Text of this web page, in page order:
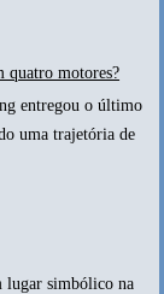
quatro motores?
entregou o último
uma trajetória de
lugar simbólico na